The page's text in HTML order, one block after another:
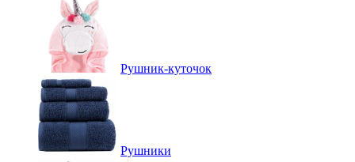
Рушник-куточок
Рушники